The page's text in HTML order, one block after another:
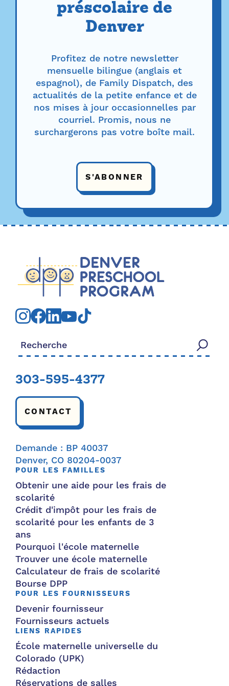
préscolaire de
Denver
Profitez de notre newsletter
mensuelle bilingue (anglais et
espagnol), de Family Dispatch, des
actualités de la petite enfance et de
nos mises à jour occasionnelles par
courriel. Promis, nous ne
surchargerons pas votre boîte mail.
S'ABONNER
Rechercher:
303-595-4377
CONTACT
Demande : BP 40037
Denver, CO 80204-0037
POUR LES FAMILLES
Obtenir une aide pour les frais de
scolarité
Crédit d'impôt pour les frais de
scolarité pour les enfants de 3
ans
Pourquoi l'école maternelle
Trouver une école maternelle
Calculateur de frais de scolarité
Bourse DPP
POUR LES FOURNISSEURS
Devenir fournisseur
Fournisseurs actuels
LIENS RAPIDES
École maternelle universelle du
Colorado (UPK)
Rédaction
Réservations de salles